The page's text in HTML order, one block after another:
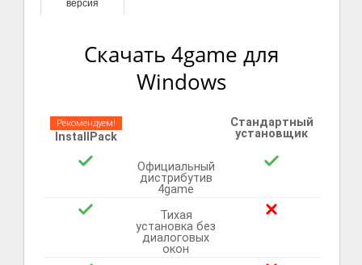
версия
Скачать 4game для
Windows
Рекомендуем!
InstallPack
Стандартный
установщик
Официальный
дистрибутив
4game
Тихая
установка без
диалоговых
окон